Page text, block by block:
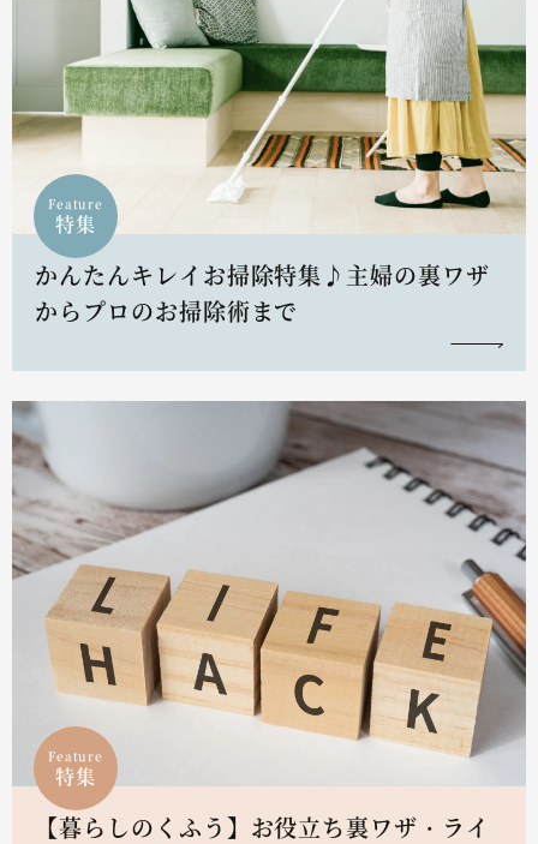
Feature
特集
かんたんキレイお掃除特集♪主婦の裏ワザ
からプロのお掃除術まで
Feature
特集
【暮らしのくふう】お役立ち裏ワザ・ライ